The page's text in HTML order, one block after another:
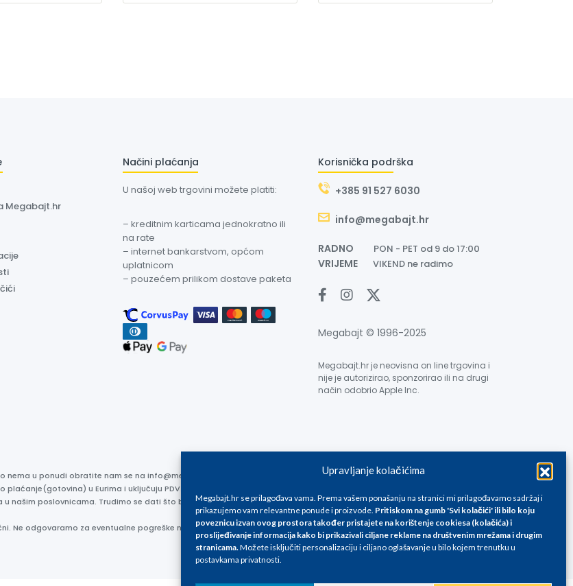
Upravljanje kolačićima
Megabajt.hr se prilagođava vama. Prema vašem ponašanju na stranici mi prilagođavamo sadržaj i
prikazujemo vam relevantne ponude i proizvode. Pritiskom na gumb 'Svi kolačići' ili bilo koju
poveznicu izvan ovog prostora također pristajete na korištenje cookiesa (kolačića) i
proslijeđivanje informacija kako bi prikazivali ciljane reklame na društvenim mrežama i drugim
stranicama.Možete isključiti personalizaciju i ciljano oglašavanje u bilo kojem trenutku u
postavkama privatnosti.
Megabajt.hr
Načini plaćanja
U našoj web trgovini možete platiti:
– kreditnim karticama jednokratno ili
na rate
– internet bankarstvom, općom
uplatnicom
– pouzećem prilikom dostave paketa
Korisnička podrška
+385 91 527 6030
info@megabajt.hr
RADNO PON - PET od 9 do 17:00
VRIJEME VIKEND ne radimo
Megabajt © 1996-2025
Megabajt.hr je neovisna on line trgovina i
nije je autorizirao, sponzorirao ili na drugi
način odobrio Apple Inc.
nema u ponudi obratite nam se na info@megabajt.hr. Sve cijene su informativnog karaktera i podložne su promjenama, a
plaćanje(gotovina) u Eurima i uključuju PDV. Sve cijene su iskazane isključivo za kupovinu putem webshop-a i mogu
u našim poslovnicama. Trudimo se dati što bolji i točniji opis i sliku. Unatoč tome, ne možemo garantirati da su svi
Ne odgovaramo za eventualne pogreške nastale u opisu proizvoda, greške prilikom štampanja te promjene cijena.